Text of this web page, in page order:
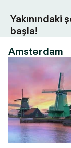
başla!
Amsterdam